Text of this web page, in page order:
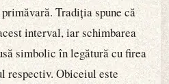
Tradiția spune că
interval, iar schimbarea
simbolic în legătură cu firea
respectiv. Obiceiul este